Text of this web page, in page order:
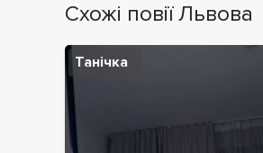
Схожі повії Львова
Танічка